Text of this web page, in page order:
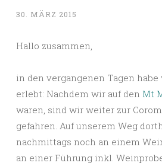
30. MÄRZ 2015
Hallo zusammen,
in den vergangenen Tagen
erlebt: Nachdem wir auf den Mt
waren, sind wir weiter zur
gefahren. Auf unserem Weg
nachmittags noch an einem
an einer Führung inkl.